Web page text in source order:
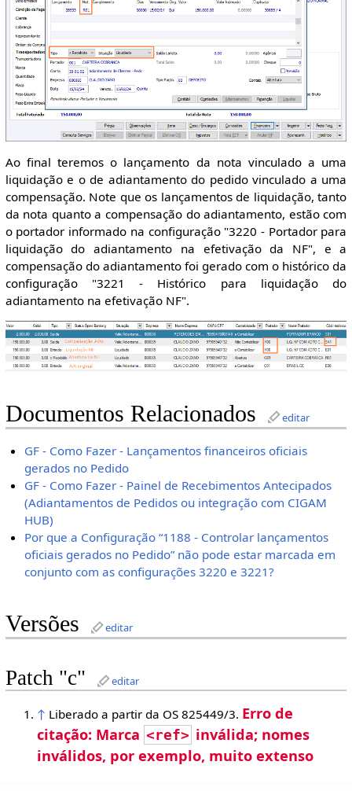
Ao final teremos o lançamento da nota vinculado a uma
liquidação e o de adiantamento do pedido vinculado a uma
compensação. Note que os lançamentos de liquidação, tanto
da nota quanto a compensação do adiantamento, estão com
o portador informado na configuração "3220 - Portador para
liquidação do adiantamento na efetivação da NF", e a
compensação do adiantamento foi gerado com o histórico da
configuração "3221 - Histórico para liquidação do
adiantamento na efetivação NF".
Documentos Relacionados editar
GF - Como Fazer - Lançamentos financeiros oficiais
gerados no Pedido
GF - Como Fazer - Painel de Recebimentos Antecipados
(Adiantamentos de Pedidos ou integração com CIGAM
HUB)
Por que a Configuração “1188 - Controlar lançamentos
oficiais gerados no Pedido” não pode estar marcada em
conjunto com as configurações 3220 e 3221?
Versões editar
Patch "c" editar
↑ Liberado a partir da OS 825449/3. Erro de
citação: Marca <ref> inválida; nomes
inválidos, por exemplo, muito extenso